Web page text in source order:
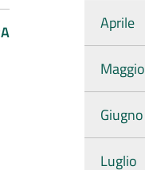
Aprile
Maggio
Giugno
Luglio